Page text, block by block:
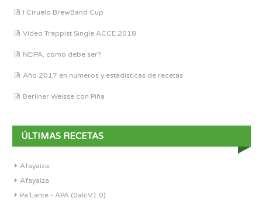
I Ciruelo BrewBand Cup
Vídeo Trappist Single ACCE 2018
NEIPA, cómo debe ser?
Año 2017 en números y estadísticas de recetas
Berliner Weisse con Piña
ÚLTIMAS RECETAS
Afayaiza
Afayaiza
Pa´Lante - APA (0alcV1.0)